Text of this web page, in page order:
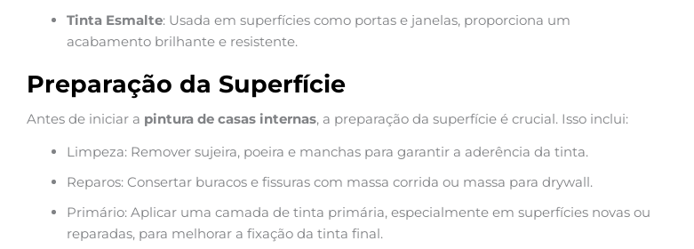
Tinta Esmalte: Usada em superfícies como portas e janelas, proporciona um
acabamento brilhante e resistente.
Preparação da Superfície
Antes de iniciar a pintura de casas internas, a preparação da superfície é crucial. Isso inclui:
Limpeza: Remover sujeira, poeira e manchas para garantir a aderência da tinta.
Reparos: Consertar buracos e fissuras com massa corrida ou massa para drywall.
Primário: Aplicar uma camada de tinta primária, especialmente em superfícies novas ou
reparadas, para melhorar a fixação da tinta final.